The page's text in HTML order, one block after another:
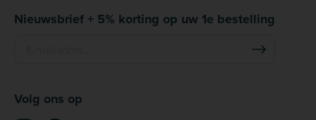
Nieuwsbrief + 5% korting op uw 1e bestelling
Volg ons op